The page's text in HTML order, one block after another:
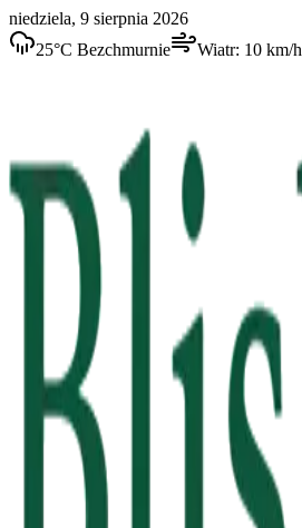
niedziela, 9 sierpnia 2026
25°C Bezchmurnie Wiatr: 10 km/h